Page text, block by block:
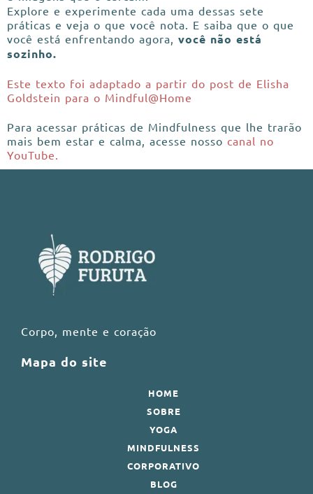
Explore e experimente cada uma dessas sete
práticas e veja o que você nota. E saiba que o que
você está enfrentando agora, você não está
sozinho.
Este texto foi adaptado a partir do post de Elisha
Goldstein para o Mindful@Home
Para acessar práticas de Mindfulness que lhe trarão
mais bem estar e calma, acesse nosso canal no
YouTube.
Corpo, mente e coração
Mapa do site
HOME
SOBRE
YOGA
MINDFULNESS
CORPORATIVO
BLOG